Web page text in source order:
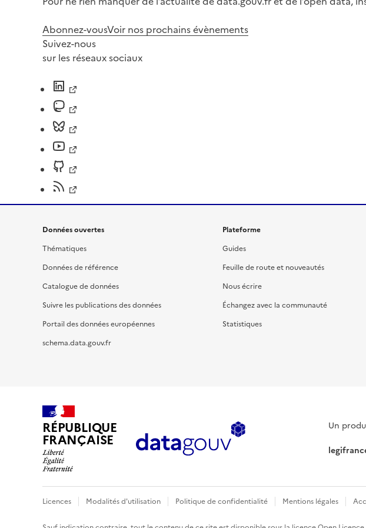
Abonnez-vousVoir nos prochains évènements
Suivez-nous
sur les réseaux sociaux
Données ouvertes
Thématiques
Données de référence
Catalogue de données
Suivre les publications des données
Portail des données européennes
schema.data.gouv.fr
Plateforme
Guides
Feuille de route et nouveautés
Nous écrire
Échangez avec la communauté
Statistiques
RÉPUBLIQUE
FRANÇAISE
Un
Licences Modalités d'utilisation Politique de confidentialité Mentions légales